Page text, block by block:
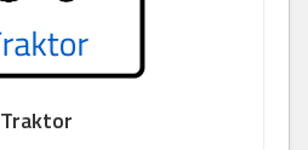
Traktor